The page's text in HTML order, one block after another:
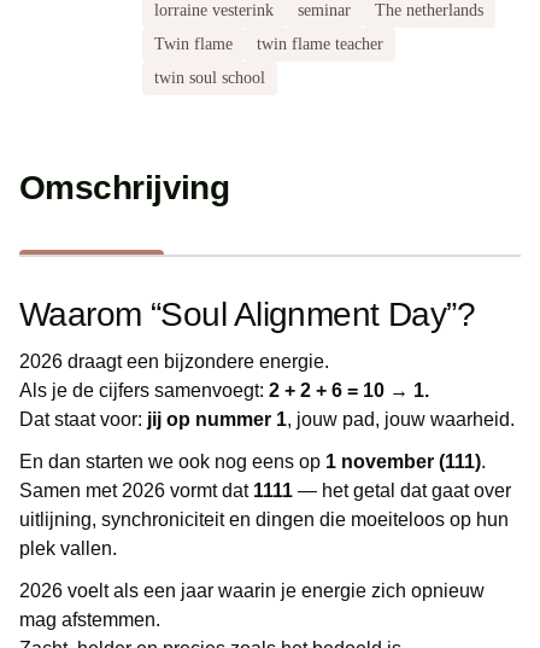
lorraine vesterink
seminar
The netherlands
Twin flame
twin flame teacher
twin soul school
Omschrijving
Waarom “Soul Alignment Day”?
2026 draagt een bijzondere energie.
Als je de cijfers samenvoegt: 2 + 2 + 6 = 10 → 1.
Dat staat voor: jij op nummer 1, jouw pad, jouw waarheid.
En dan starten we ook nog eens op 1 november (111).
Samen met 2026 vormt dat 1111 — het getal dat gaat over
uitlijning, synchroniciteit en dingen die moeiteloos op hun
plek vallen.
2026 voelt als een jaar waarin je energie zich opnieuw
mag afstemmen.